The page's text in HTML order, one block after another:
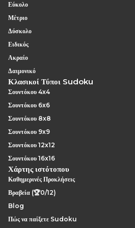
Εύκολο
Μέτριο
Δύσκολο
Ειδικός
Ακραίο
Δαιμονικό
Κλασικοί Τύποι Sudoku
Σουντόκου 4x4
Σουντόκου 6x6
Σουντόκου 8x8
Σουντόκου 9x9
Σουντόκου 12x12
Σουντόκου 16x16
Χάρτης ιστότοπου
Καθημερινές Προκλήσεις
Βραβεία (🏆0/12)
Blog
Πώς να παίξετε Sudoku